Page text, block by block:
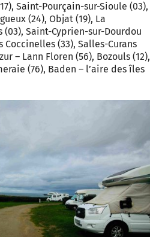
Saint-Pourçain-sur-Sioule (03),
(24), Objat (19), La
(03), Saint-Cyprien-sur-Dourdou
Coccinelles (33), Salles-Curans
– Lann Floren (56), Bozouls (12),
(76), Baden – l’aire des îles